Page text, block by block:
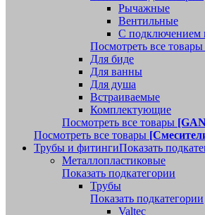
Рычажные
Вентильные
С подключением
Посмотреть все товары
Для биде
Для ванны
Для душа
Встраиваемые
Комплектующие
Посмотреть все товары
Посмотреть все товары
Трубы и фитингиПоказать
Металлопластиковые
Показать подкатегории
Трубы
Показать подкатегории
Valtec